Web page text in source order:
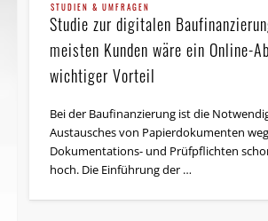
STUDIEN & UMFRAGEN
Studie zur digitalen
meisten Kunden wäre ein Online-
wichtiger Vorteil
Bei der Baufinanzierung ist die
Austausches von Papierdokumenten
Dokumentations- und Prüfpflichten
hoch. Die Einführung der …